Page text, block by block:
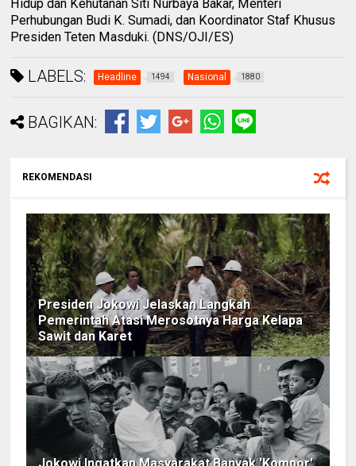
Hidup dan Kehutanan Siti Nurbaya Bakar, Menteri
Perhubungan Budi K. Sumadi, dan Koordinator Staf Khusus
Presiden Teten Masduki. (DNS/OJI/ES)
LABELS: Headline 1494 Nasional 1880
BAGIKAN:
REKOMENDASI
Presiden Jokowi Jelaskan Langkah
Pemerintah Atasi Merosotnya Harga Kelapa
Sawit dan Karet